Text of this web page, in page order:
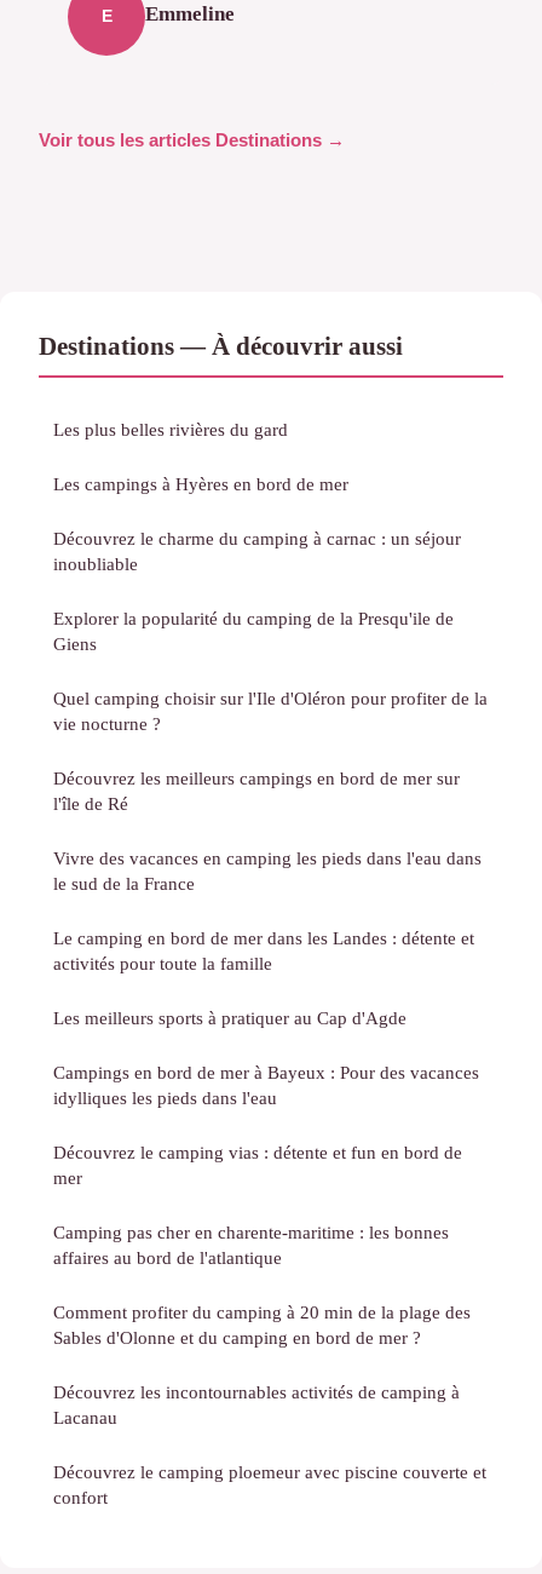
E Emmeline
Voir tous les articles Destinations →
Destinations — À découvrir aussi
Les plus belles rivières du gard
Les campings à Hyères en bord de mer
Découvrez le charme du camping à carnac : un séjour
inoubliable
Explorer la popularité du camping de la Presqu'ile de
Giens
Quel camping choisir sur l'Ile d'Oléron pour profiter de la
vie nocturne ?
Découvrez les meilleurs campings en bord de mer sur
l'île de Ré
Vivre des vacances en camping les pieds dans l'eau dans
le sud de la France
Le camping en bord de mer dans les Landes : détente et
activités pour toute la famille
Les meilleurs sports à pratiquer au Cap d'Agde
Campings en bord de mer à Bayeux : Pour des vacances
idylliques les pieds dans l'eau
Découvrez le camping vias : détente et fun en bord de
mer
Camping pas cher en charente-maritime : les bonnes
affaires au bord de l'atlantique
Comment profiter du camping à 20 min de la plage des
Sables d'Olonne et du camping en bord de mer ?
Découvrez les incontournables activités de camping à
Lacanau
Découvrez le camping ploemeur avec piscine couverte et
confort